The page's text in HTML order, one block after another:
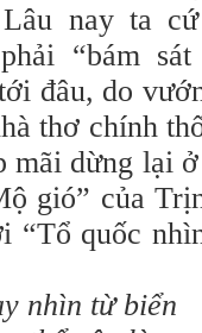
nay ta
“bám
đâu, do
thơ chính
mãi dừng lại
gió” của
“Tổ quốc
nhìn từ biển